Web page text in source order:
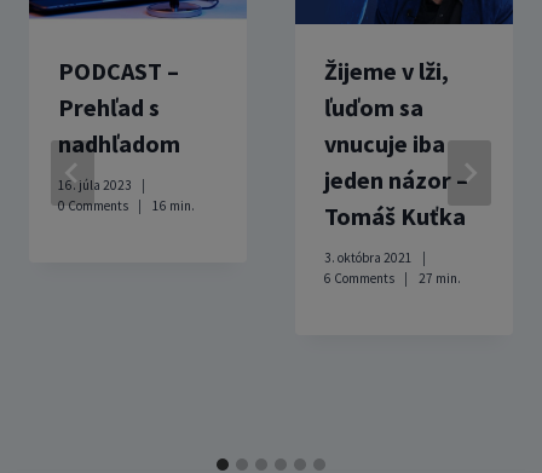
PODCAST –
Prehľad s
nadhľadom
16. júla 2023
0 Comments
16 min.
Žijeme v lži,
ľuďom sa
vnucuje iba
jeden názor –
Tomáš Kuťka
3. októbra 2021
6 Comments
27 min.